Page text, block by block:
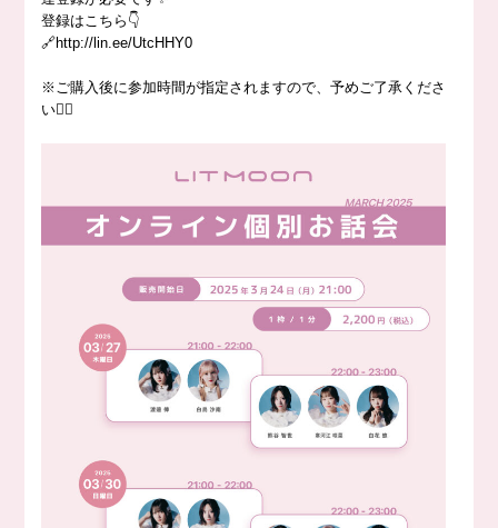
登録はこちら👇
🔗http://lin.ee/UtcHHY0
※ご購入後に参加時間が指定されますので、予めご了承くださ
い🙇‍♀️